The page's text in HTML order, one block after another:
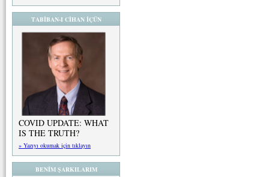
TABİBAN-I CİHAN İÇÜN
COVID UPDATE: WHAT
IS THE TRUTH?
» Yazıyı okumak için tıklayın
BENİM ŞARKILARIM